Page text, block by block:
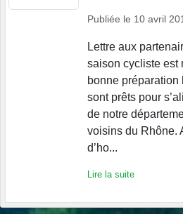
Publiée le 10 avril
Lettre aux
saison cycliste est
bonne
sont prêts pour
de notre
voisins du Rhône.
d’ho...
Lire la suite